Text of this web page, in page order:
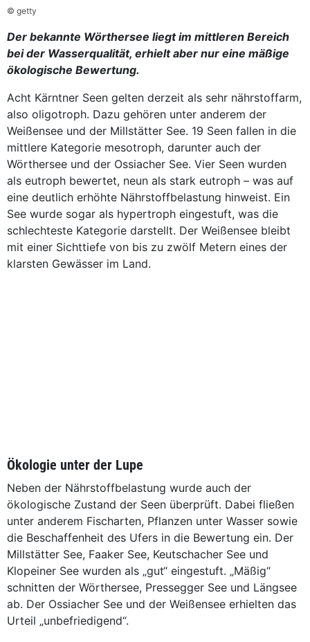
© getty
Der bekannte Wörthersee liegt im mittleren Bereich
bei der Wasserqualität, erhielt aber nur eine mäßige
ökologische Bewertung.
Acht Kärntner Seen gelten derzeit als sehr nährstoffarm,
also oligotroph. Dazu gehören unter anderem der
Weißensee und der Millstätter See. 19 Seen fallen in die
mittlere Kategorie mesotroph, darunter auch der
Wörthersee und der Ossiacher See. Vier Seen wurden
als eutroph bewertet, neun als stark eutroph – was auf
eine deutlich erhöhte Nährstoffbelastung hinweist. Ein
See wurde sogar als hypertroph eingestuft, was die
schlechteste Kategorie darstellt. Der Weißensee bleibt
mit einer Sichttiefe von bis zu zwölf Metern eines der
klarsten Gewässer im Land.
Ökologie unter der Lupe
Neben der Nährstoffbelastung wurde auch der
ökologische Zustand der Seen überprüft. Dabei fließen
unter anderem Fischarten, Pflanzen unter Wasser sowie
die Beschaffenheit des Ufers in die Bewertung ein. Der
Millstätter See, Faaker See, Keutschacher See und
Klopeiner See wurden als „gut“ eingestuft. „Mäßig“
schnitten der Wörthersee, Pressegger See und Längsee
ab. Der Ossiacher See und der Weißensee erhielten das
Urteil „unbefriedigend“.